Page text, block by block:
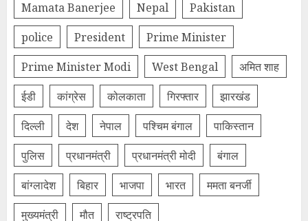
Mamata Banerjee
Nepal
Pakistan
police
President
Prime Minister
Prime Minister Modi
West Bengal
अमित शाह
ईडी
कांग्रेस कोलकाता गिरफ्तार
झारखंड
दिल्‍ली
देश नेपाल पश्चिम बंगाल
पाकिस्तान
पुलिस
प्रधानमंत्री प्रधानमंत्री मोदी
बंगाल
बांग्लादेश
बिहार भाजपा भारत
ममता बनर्जी
मुख्यमंत्री
मौत राष्ट्रपति